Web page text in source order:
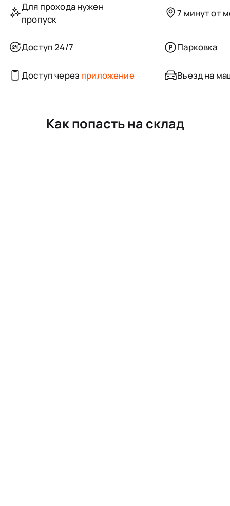
Для прохода нужен
пропуск
7 минут от
Доступ 24/7 Парковка
Доступ через приложение Въезд на
Как попасть на склад